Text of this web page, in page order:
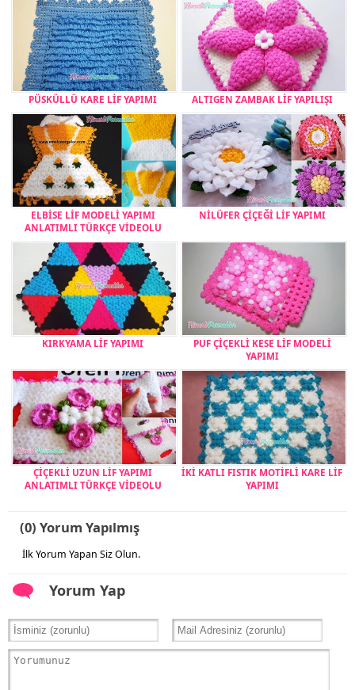
PÜSKÜLLÜ KARE LİF YAPIMI ALTIGEN ZAMBAK LİF YAPILIŞI
ELBİSE LİF MODELİ YAPIMI
ANLATIMLI TÜRKÇE VİDEOLU
NİLÜFER ÇİÇEĞİ LİF YAPIMI
KIRKYAMA LİF YAPIMI
PUF ÇİÇEKLİ KESE LİF MODELİ
YAPIMI
ÇİÇEKLİ UZUN LİF YAPIMI
ANLATIMLI TÜRKÇE VİDEOLU
İKİ KATLI FISTIK MOTİFLİ KARE LİF
YAPIMI
(0) Yorum Yapılmış
İlk Yorum Yapan Siz Olun.
Yorum Yap